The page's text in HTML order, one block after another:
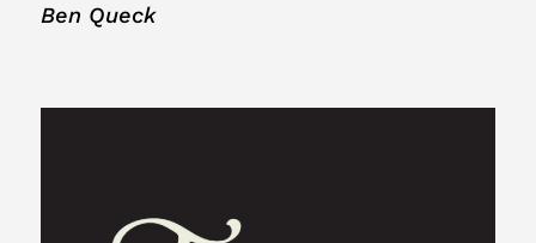
Ben Queck